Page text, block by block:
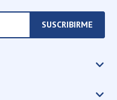
SUSCRIBIRME